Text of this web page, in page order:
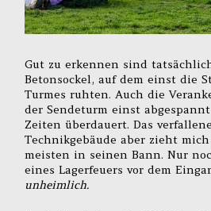
Gut zu erkennen sind
Betonsockel, auf dem einst die
Turmes ruhten. Auch die
der Sendeturm einst
Zeiten überdauert. Das
Technikgebäude aber zieht
meisten in seinen Bann. Nur
eines Lagerfeuers vor dem
unheimlich.